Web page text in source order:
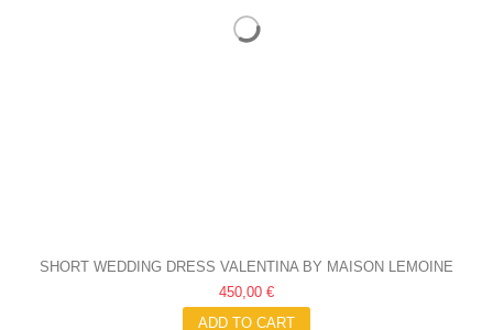
SHORT WEDDING DRESS VALENTINA BY MAISON LEMOINE
450,00 €
ADD TO CART